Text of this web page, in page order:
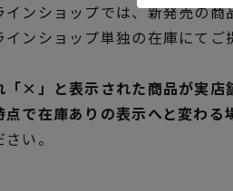
ンショップでは、新発売の商
ンショップ単独の在庫にてご
「×」と表示された商品が実店
で在庫ありの表示へと変わる
い。